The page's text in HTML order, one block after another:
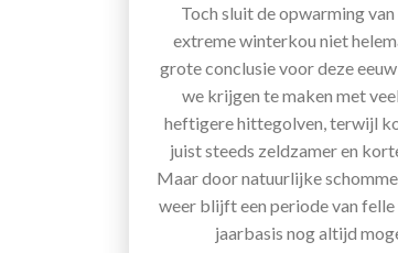
Toch sluit de opwarming van
extreme winterkou niet
grote conclusie voor deze
we krijgen te maken met
heftigere hittegolven, terwijl
juist steeds zeldzamer en
Maar door natuurlijke
weer blijft een periode van
jaarbasis nog altijd